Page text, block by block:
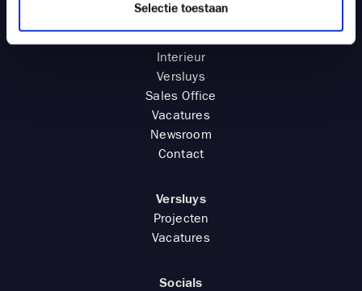
Selectie toestaan
Projecten
Oosteroever
Interieur
Versluys
Sales Office
Vacatures
Newsroom
Contact
Versluys
Projecten
Vacatures
Socials